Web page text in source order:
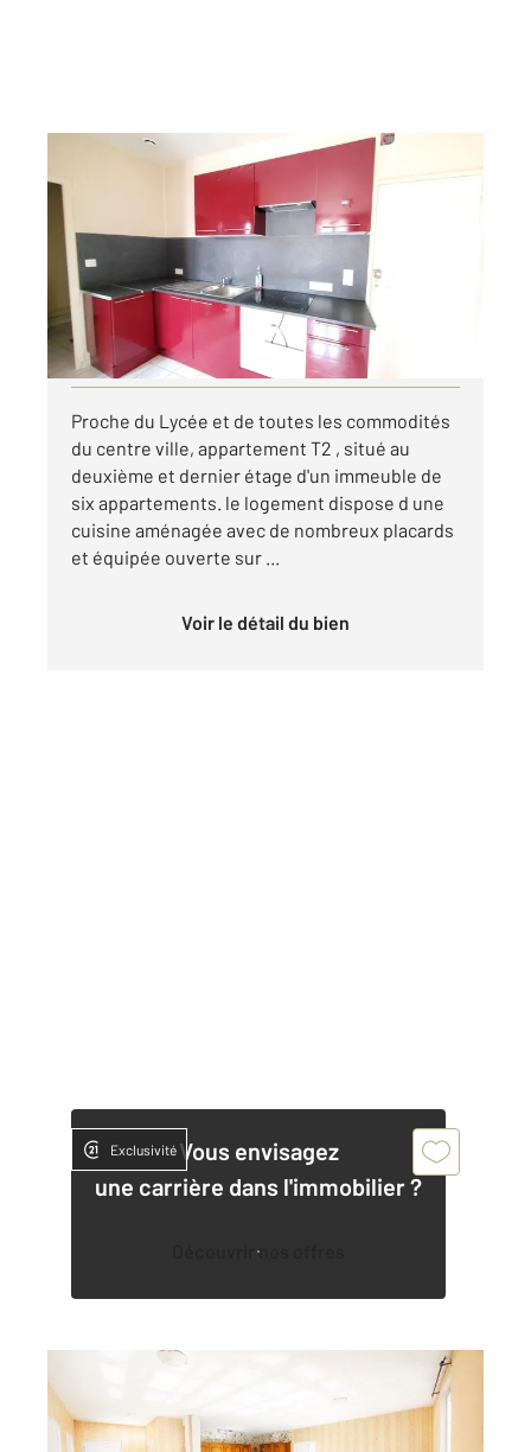
GRAULHET 81
Appartement F2 à louer
420 €
par mois charges comprises
Visiter le site dédié
Proche du Lycée et de toutes les commodités
du centre ville, appartement T2 , situé au
deuxième et dernier étage d'un immeuble de
six appartements. le logement dispose d une
cuisine aménagée avec de nombreux placards
et équipée ouverte sur ...
Voir le détail du bien
Vous envisagez
une carrière dans l'immobilier ?
Découvrir nos offres
Exclusivité
Ref : 13849